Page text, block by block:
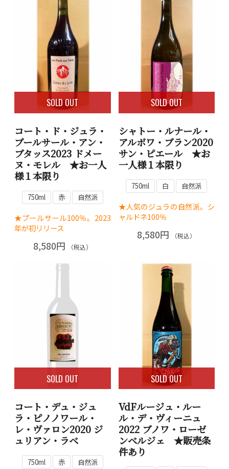
SOLD OUT
コート・ド・ジュラ・
プールサール・アン・
ブタッス2023 ドメー
ヌ・モレル ★お一人
様１本限り
750ml 赤 自然派
★プールサール100％。2023
年が初リリース
8,580円 （税込）
SOLD OUT
シャトー・ルナール・
アルボワ・ブラン2020
サン・ピエール ★お
一人様１本限り
750ml 白 自然派
★人気のジュラの自然派。シ
ャルドネ100％
8,580円 （税込）
SOLD OUT
コート・デュ・ジュ
ラ・ピノノワール・
レ・ヴァロン2020 ジ
ュリアン・ラベ
750ml 赤 自然派
SOLD OUT
VdFルージュ・ルー
ル・デ・ヴィーニュ
2022 ブノワ・ローゼ
ンベルジェ ★販売条
件あり